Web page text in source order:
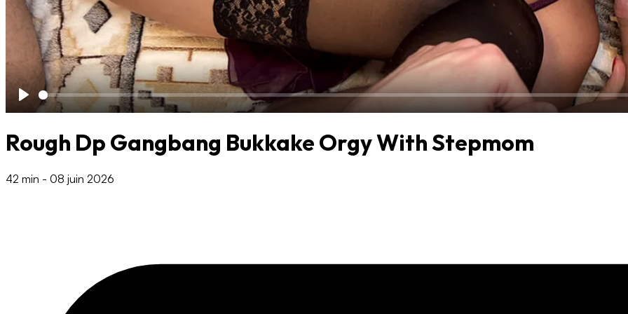
Play
Rough Dp Gangbang Bukkake Orgy With Stepmom
42 min - 08 juin 2026